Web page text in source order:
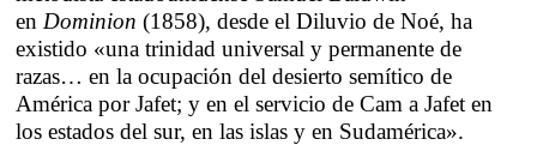
en Dominion (1858), desde el Diluvio de Noé, ha
existido «una trinidad universal y permanente de
razas… en la ocupación del desierto semítico de
América por Jafet; y en el servicio de Cam a Jafet en
los estados del sur, en las islas y en Sudamérica».